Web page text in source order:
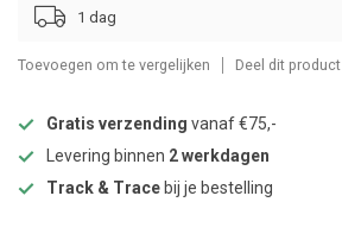
1 dag
Toevoegen om te vergelijken Deel dit product
Gratis verzending vanaf €75,-
Levering binnen 2 werkdagen
Track & Trace bij je bestelling